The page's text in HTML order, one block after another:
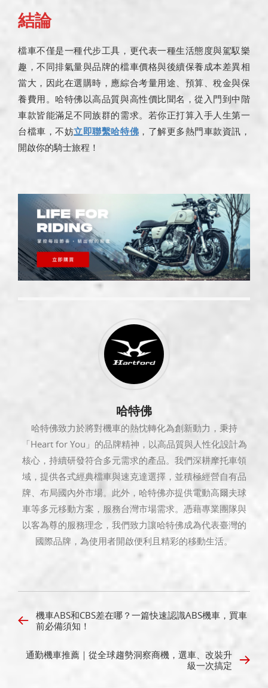
結論
檔車不僅是一種代步工具，更代表一種生活態度與駕馭樂
趣，不同排氣量與品牌的檔車價格與後續保養成本差異相
當大，因此在選購時，應綜合考量用途、預算、稅金與保
養費用。哈特佛以高品質與高性價比聞名，從入門到中階
車款皆能滿足不同族群的需求。若你正打算入手人生第一
台檔車，不妨立即聯繫哈特佛 ，了解更多熱門車款資訊，
開啟你的騎士旅程！
哈特佛
哈特佛致力於將對機車的熱忱轉化為創新動力，秉持
「Heart for You」的品牌精神，以高品質與人性化設計為
核心，持續研發符合多元需求的產品。我們深耕摩托車領
域，提供各式經典檔車與速克達選擇，並積極經營自有品
牌、布局國內外市場。此外，哈特佛亦提供電動高爾夫球
車等多元移動方案，服務台灣市場需求。憑藉專業團隊與
以客為尊的服務理念，我們致力讓哈特佛成為代表臺灣的
國際品牌，為使用者開啟便利且精彩的移動生活。
機車ABS和CBS差在哪？一篇快速認識ABS機車，買車
前必備須知！
通勤機車推薦｜從全球趨勢洞察商機，選車、改裝升
級一次搞定